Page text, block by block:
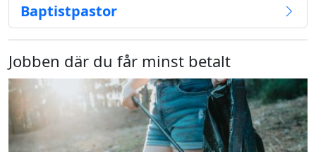
Baptistpastor
Jobben där du får minst betalt